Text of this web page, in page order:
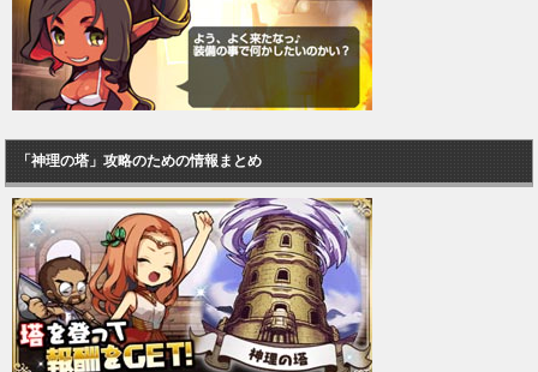
「神理の塔」攻略のための情報まとめ